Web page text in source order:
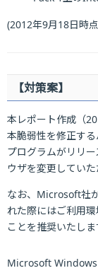
(2012年9月18日時
【対策案】
本レポート作成（
本脆弱性を修正す
プログラムがリリ
ウザを変更していた
なお、Microsoft社
れた際にはご利用
ことを推奨いたしま
Microsoft